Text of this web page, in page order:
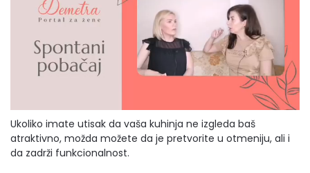
Ukoliko imate utisak da vaša kuhinja ne izgleda baš
atraktivno, možda možete da je pretvorite u otmeniju, ali i
da zadrži funkcionalnost.